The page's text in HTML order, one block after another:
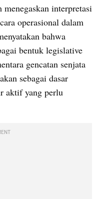
interpretasi
operasional dalam
bahwa
bentuk legislative
gencatan senjata
sebagai dasar
aktif yang perlu